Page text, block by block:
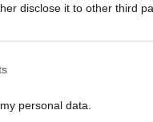
disclose it to other third
personal data.UAV της